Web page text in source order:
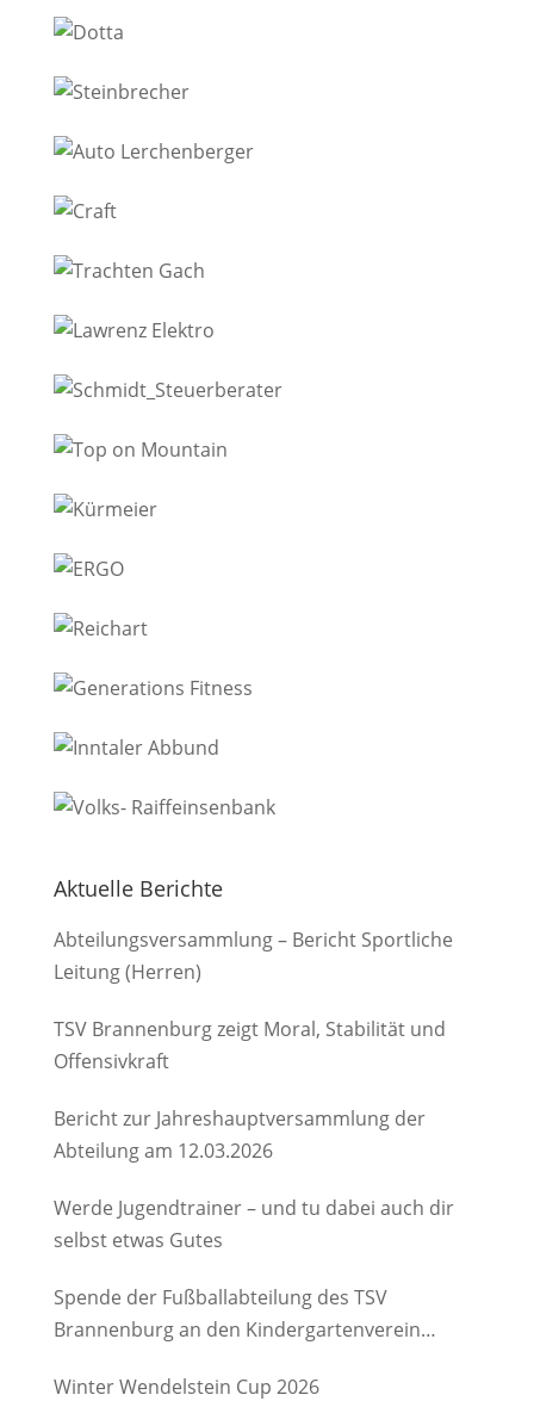
Aktuelle Berichte
Abteilungsversammlung – Bericht Sportliche
Leitung (Herren)
TSV Brannenburg zeigt Moral, Stabilität und
Offensivkraft
Bericht zur Jahreshauptversammlung der
Abteilung am 12.03.2026
Werde Jugendtrainer – und tu dabei auch dir
selbst etwas Gutes
Spende der Fußballabteilung des TSV
Brannenburg an den Kindergartenverein
Winter Wendelstein Cup 2026